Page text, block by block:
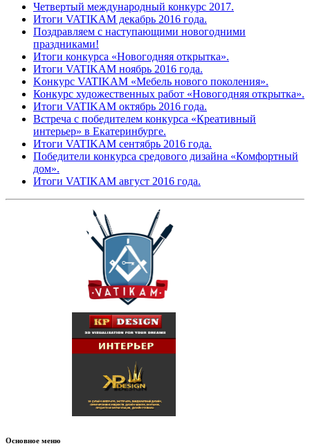
Четвертый международный конкурс 2017.
Итоги VATIKAM декабрь 2016 года.
Поздравляем с наступающими новогодними
праздниками!
Итоги конкурса «Новогодняя открытка».
Итоги VATIKAM ноябрь 2016 года.
Kонкурс VATIKAM «Мебель нового поколения».
Конкурс художественных работ «Новогодняя открытка».
Итоги VATIKAM октябрь 2016 года.
Встреча с победителем конкурса «Креативный
интерьер» в Екатеринбурге.
Итоги VATIKAM сентябрь 2016 года.
Победители конкурса средового дизайна «Комфортный
дом».
Итоги VATIKAM август 2016 года.
Основное меню